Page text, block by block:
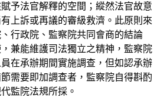
予法官解釋的空間；縱然法官故意
上訴或再議的審級救濟。此原則來
行政院、監察院共同會商的結論
，兼能維護司法獨立之精神，監察院
在承辦期間實施調查，但如認承辦
需要即加調查者，監察院自得斟酌
監院法規所採。